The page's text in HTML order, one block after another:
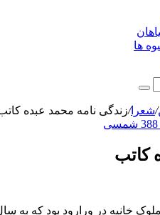
ها
جستجو
برای
/شعرا/زندگی نامه محمد عبده
کاتب
نظامی عروضی خواندن نامه‌های او را برای آموزش دبیران بایسته دانسته‌است. شعر زیر از